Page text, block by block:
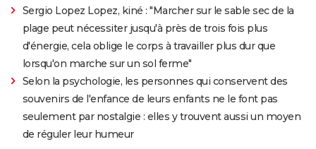
Sergio Lopez Lopez, kiné : "Marcher sur le sable sec de la
plage peut nécessiter jusqu'à près de trois fois plus
d'énergie, cela oblige le corps à travailler plus dur que
lorsqu'on marche sur un sol ferme"
Selon la psychologie, les personnes qui conservent des
souvenirs de l'enfance de leurs enfants ne le font pas
seulement par nostalgie : elles y trouvent aussi un moyen
de réguler leur humeur